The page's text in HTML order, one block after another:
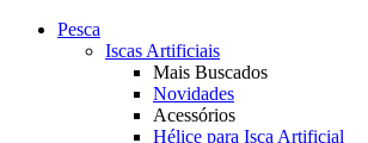
Pesca
Iscas Artificiais
Mais Buscados
Novidades
Acessórios
Hélice para Isca Artificial